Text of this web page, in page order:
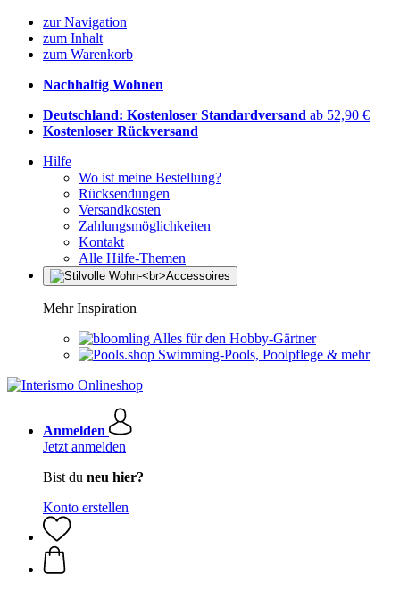
zur Navigation
zum Inhalt
zum Warenkorb
Nachhaltig Wohnen
Deutschland: Kostenloser Standardversand ab 52,90 €
Kostenloser Rückversand
Hilfe
Wo ist meine Bestellung?
Rücksendungen
Versandkosten
Zahlungsmöglichkeiten
Kontakt
Alle Hilfe-Themen
Mehr Inspiration
Alles für den Hobby-Gärtner
Swimming-Pools, Poolpflege & mehr
Anmelden
Jetzt anmelden
Bist du neu hier?
Konto erstellen